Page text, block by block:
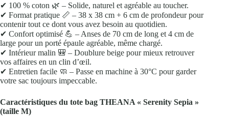
✔ 100 % coton 🌿 – Solide, naturel et agréable au toucher.
✔ Format pratique 📏 – 38 x 38 cm + 6 cm de profondeur pour
contenir tout ce dont vous avez besoin au quotidien.
✔ Confort optimisé 💪 – Anses de 70 cm de long et 4 cm de
large pour un porté épaule agréable, même chargé.
✔ Intérieur malin 🎒 – Doublure beige pour mieux retrouver
vos affaires en un clin d’œil.
✔ Entretien facile 🧼 – Passe en machine à 30°C pour garder
votre sac toujours impeccable.
Caractéristiques du tote bag THEANA « Serenity Sepia »
(taille M)